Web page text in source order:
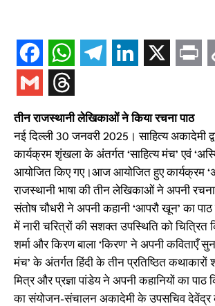
तीन राजस्थानी लेखिकाओं ने किया रचना पाठ
नई दिल्ली 30 जनवरी 2025। साहित्य अकादेमी
कार्यक्रम शृंखला के अंतर्गत ‘साहित्य मंच’ एवं
आयोजित किए गए।आज आयोजित हुए कार्यक्रम
राजस्थानी भाषा की तीन लेखिकाओं ने अपनी
संतोष चौधरी ने अपनी कहानी ‘आपरौ खून’ का
में नारी चरित्रों की सशक्त उपस्थिति को चित्रित
शर्मा और किरण बाला ‘किरण’ ने अपनी कविताएँ
मंच’ के अंतर्गत हिंदी के तीन प्रतिष्ठित
मित्र और प्रज्ञा पांडेय ने अपनी कहानियों का पाठ
का संयोजन-संचालन अकादेमी के उपसचिव देवेंद्र